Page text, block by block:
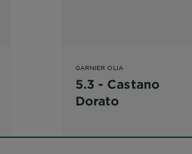
GARNIER OLIA
5.3 - Castano
Dorato
Capelli